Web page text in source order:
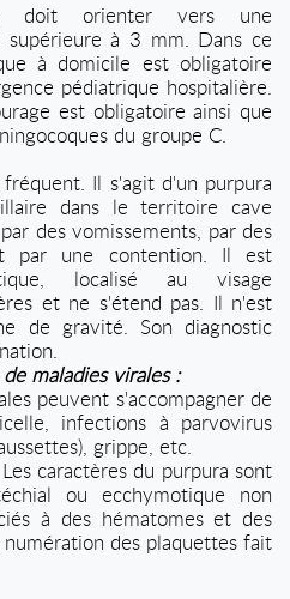
doit orienter vers une
à 3 mm. Dans ce
à domicile est obligatoire
pédiatrique hospitalière.
est obligatoire ainsi que
du groupe C.
Il s'agit d'un purpura
dans le territoire cave
des vomissements, par des
par une contention. Il est
localisé au visage
et ne s'étend pas. Il n'est
de gravité. Son diagnostic
maladies virales :
peuvent s'accompagner de
infections à parvovirus
grippe, etc.
caractères du purpura sont
ou ecchymotique non
à des hématomes et des
des plaquettes fait